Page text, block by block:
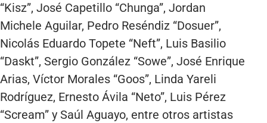
“Kisz”, José Capetillo “Chunga”, Jordan
Michele Aguilar, Pedro Reséndiz “Dosuer”,
Nicolás Eduardo Topete “Neft”, Luis Basilio
“Daskt”, Sergio González “Sowe”, José Enrique
Arias, Víctor Morales “Goos”, Linda Yareli
Rodríguez, Ernesto Ávila “Neto”, Luis Pérez
“Scream” y Saúl Aguayo, entre otros artistas